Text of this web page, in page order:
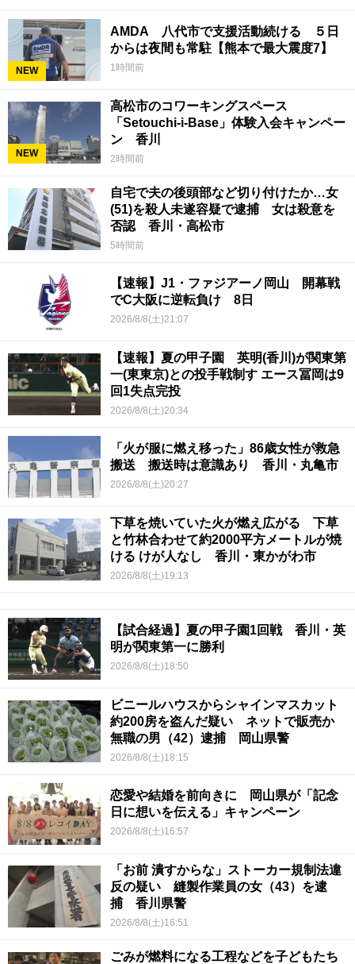
NEW
AMDA 八代市で支援活動続ける ５日
からは夜間も常駐【熊本で最大震度7】
1時間前
NEW
高松市のコワーキングスペース
「Setouchi-i-Base」体験入会キャンペー
ン 香川
2時間前
自宅で夫の後頭部など切り付けたか…女
(51)を殺人未遂容疑で逮捕 女は殺意を
否認 香川・高松市
5時間前
【速報】J1・ファジアーノ岡山 開幕戦
でC大阪に逆転負け 8日
2026/8/8(土)21:07
【速報】夏の甲子園 英明(香川)が関東第
一(東東京)との投手戦制す エース冨岡は9
回1失点完投
2026/8/8(土)20:34
「火が服に燃え移った」86歳女性が救急
搬送 搬送時は意識あり 香川・丸亀市
2026/8/8(土)20:27
下草を焼いていた火が燃え広がる 下草
と竹林合わせて約2000平方メートルが焼
ける けが人なし 香川・東かがわ市
2026/8/8(土)19:13
【試合経過】夏の甲子園1回戦 香川・英
明が関東第一に勝利
2026/8/8(土)18:50
ビニールハウスからシャインマスカット
約200房を盗んだ疑い ネットで販売か
無職の男（42）逮捕 岡山県警
2026/8/8(土)18:15
恋愛や結婚を前向きに 岡山県が「記念
日に想いを伝える」キャンペーン
2026/8/8(土)16:57
「お前 潰すからな」ストーカー規制法違
反の疑い 縫製作業員の女（43）を逮
捕 香川県警
2026/8/8(土)16:51
ごみが燃料になる工程などを子どもたち